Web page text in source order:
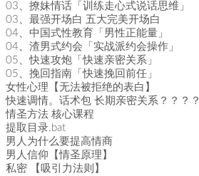
03、撩妹情话「训练走心式说话思维」
03、最强开场白 五大完美开场白
04、中国式性教育「男性正能量」
04、渣男式约会「实战派约会操作」
05、快速攻炮「快速亲密关系」
05、挽回指南「快速挽回前任」
女性心理【无法被拒绝的表白】
快速调情。话术包 长期亲密关系？？？？
情圣方法 核心课程
提取目录.bat
男人为什么要提高情商
男人信仰【情圣原理】
私密 【吸引力法则】